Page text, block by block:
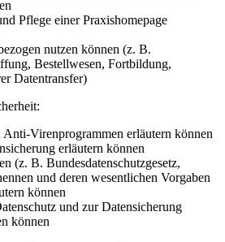
Pflege einer Praxishomepage
nutzen können (z. B.
Bestellwesen, Fortbildung,
Datentransfer)
Virenprogrammen erläutern können
erläutern können
(z. B. Bundesdatenschutzgesetz,
und deren wesentlichen Vorgaben
können
und zur Datensicherung
können